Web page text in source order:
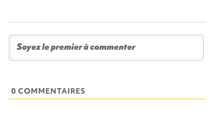
0 COMMENTAIRES